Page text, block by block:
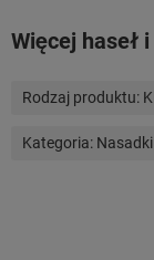
Więcej haseł
Rodzaj produktu:
Kategoria: